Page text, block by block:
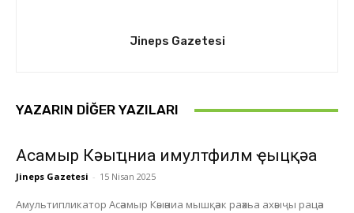
Jineps Gazetesi
YAZARIN DIĞER YAZILARI
Асҭамыр Кәыҵниа имултфилм ҿыцқәа
Jineps Gazetesi - 15 Nisan 2025
Амультипликатор Асәамыр Кәыәниа мышқәак раәхьа ахәыҷы рацәа